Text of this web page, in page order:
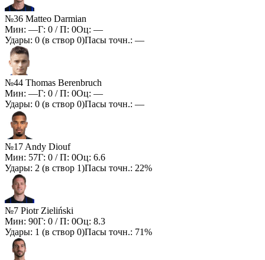
№36 Matteo Darmian
Мин: —Г: 0 / П: 0Оц: —
Удары: 0 (в створ 0)Пасы точн.: —
№44 Thomas Berenbruch
Мин: —Г: 0 / П: 0Оц: —
Удары: 0 (в створ 0)Пасы точн.: —
№17 Andy Diouf
Мин: 57Г: 0 / П: 0Оц: 6.6
Удары: 2 (в створ 1)Пасы точн.: 22%
№7 Piotr Zieliński
Мин: 90Г: 0 / П: 0Оц: 8.3
Удары: 1 (в створ 0)Пасы точн.: 71%